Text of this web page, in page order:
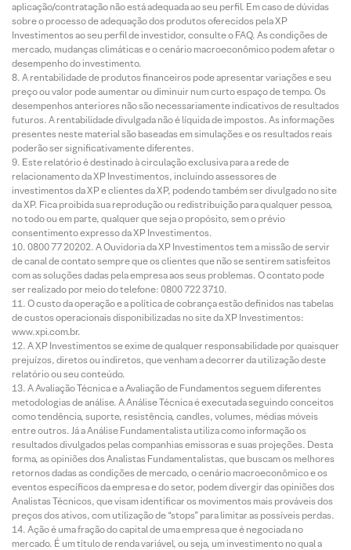
aplicação/contratação não está adequada ao seu perfil. Em caso de dúvidas
sobre o processo de adequação dos produtos oferecidos pela XP
Investimentos ao seu perfil de investidor, consulte o FAQ. As condições de
mercado, mudanças climáticas e o cenário macroeconômico podem afetar o
desempenho do investimento.
A rentabilidade de produtos financeiros pode apresentar variações e seu
preço ou valor pode aumentar ou diminuir num curto espaço de tempo. Os
desempenhos anteriores não são necessariamente indicativos de resultados
futuros. A rentabilidade divulgada não é líquida de impostos. As informações
presentes neste material são baseadas em simulações e os resultados reais
poderão ser significativamente diferentes.
Este relatório é destinado à circulação exclusiva para a rede de
relacionamento da XP Investimentos, incluindo assessores de
investimentos da XP e clientes da XP, podendo também ser divulgado no site
da XP. Fica proibida sua reprodução ou redistribuição para qualquer pessoa,
no todo ou em parte, qualquer que seja o propósito, sem o prévio
consentimento expresso da XP Investimentos.
0800 77 20202. A Ouvidoria da XP Investimentos tem a missão de servir
de canal de contato sempre que os clientes que não se sentirem satisfeitos
com as soluções dadas pela empresa aos seus problemas. O contato pode
ser realizado por meio do telefone: 0800 722 3710.
O custo da operação e a política de cobrança estão definidos nas tabelas
de custos operacionais disponibilizadas no site da XP Investimentos:
www.xpi.com.br.
A XP Investimentos se exime de qualquer responsabilidade por quaisquer
prejuízos, diretos ou indiretos, que venham a decorrer da utilização deste
relatório ou seu conteúdo.
A Avaliação Técnica e a Avaliação de Fundamentos seguem diferentes
metodologias de análise. A Análise Técnica é executada seguindo conceitos
como tendência, suporte, resistência, candles, volumes, médias móveis
entre outros. Já a Análise Fundamentalista utiliza como informação os
resultados divulgados pelas companhias emissoras e suas projeções. Desta
forma, as opiniões dos Analistas Fundamentalistas, que buscam os melhores
retornos dadas as condições de mercado, o cenário macroeconômico e os
eventos específicos da empresa e do setor, podem divergir das opiniões dos
Analistas Técnicos, que visam identificar os movimentos mais prováveis dos
preços dos ativos, com utilização de “stops” para limitar as possíveis perdas.
Ação é uma fração do capital de uma empresa que é negociada no
mercado. É um título de renda variável, ou seja, um investimento no qual a